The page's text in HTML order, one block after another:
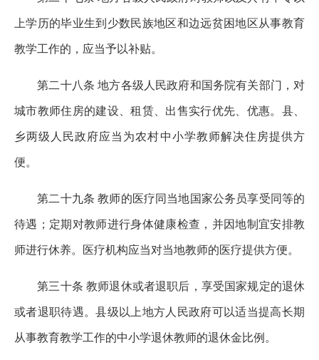
上学历的毕业生到少数民族地区和边远贫困地区从事教育
教学工作的，应当予以补贴。
第二十八条 地方各级人民政府和国务院有关部门，对
城市教师住房的建设、租赁、出售实行优先、优惠。县、
乡两级人民政府应当为农村中小学教师解决住房提供方
便。
第二十九条 教师的医疗同当地国家公务员享受同等的
待遇；定期对教师进行身体健康检查，并因地制宜安排教
师进行休养。医疗机构应当对当地教师的医疗提供方便。
第三十条 教师退休或者退职后，享受国家规定的退休
或者退职待遇。县级以上地方人民政府可以适当提高长期
从事教育教学工作的中小学退休教师的退休金比例。